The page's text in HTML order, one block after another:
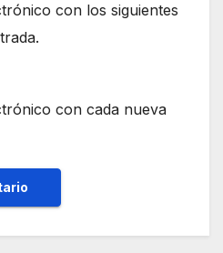
con los siguientes
con cada nueva